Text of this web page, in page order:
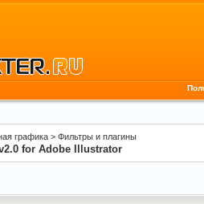
графика > Фильтры и плагины
for Adobe Illustrator